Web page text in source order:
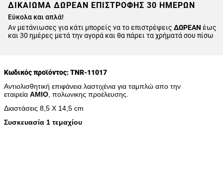
ΔΙΚΑΊΩΜΑ ΔΩΡΕΆΝ ΕΠΙΣΤΡΟΦΉΣ 30 ΗΜΕΡΏΝ
Εύκολα και απλά!
Αν μετάνιωσες για κάτι μπορείς να το επιστρέψεις ΔΩΡΕΑΝ έως
και 30 ημέρες μετά την αγορά και θα πάρει τα χρήματά σου πίσω
Κωδικός προϊόντος: TNR-11017
Αντιολισθητική επιφάνεια λαστιχένια για ταμπλώ απο την
εταιρεία ΑΜΙΟ , πολωνικης προέλευσης.
Διαστάσεις 8,5 Χ 14,5 cm
Συσκευασία 1 τεμαχίου